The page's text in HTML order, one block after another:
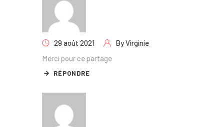
29 août 2021 ByVirginie
Merci pour ce partage
RÉPONDRE